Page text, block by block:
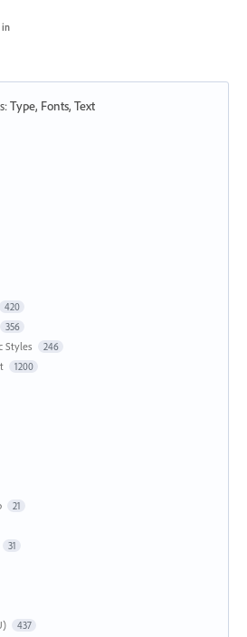
in
:Type, Fonts, Text
420
356
Styles 246
1200
21
31
437